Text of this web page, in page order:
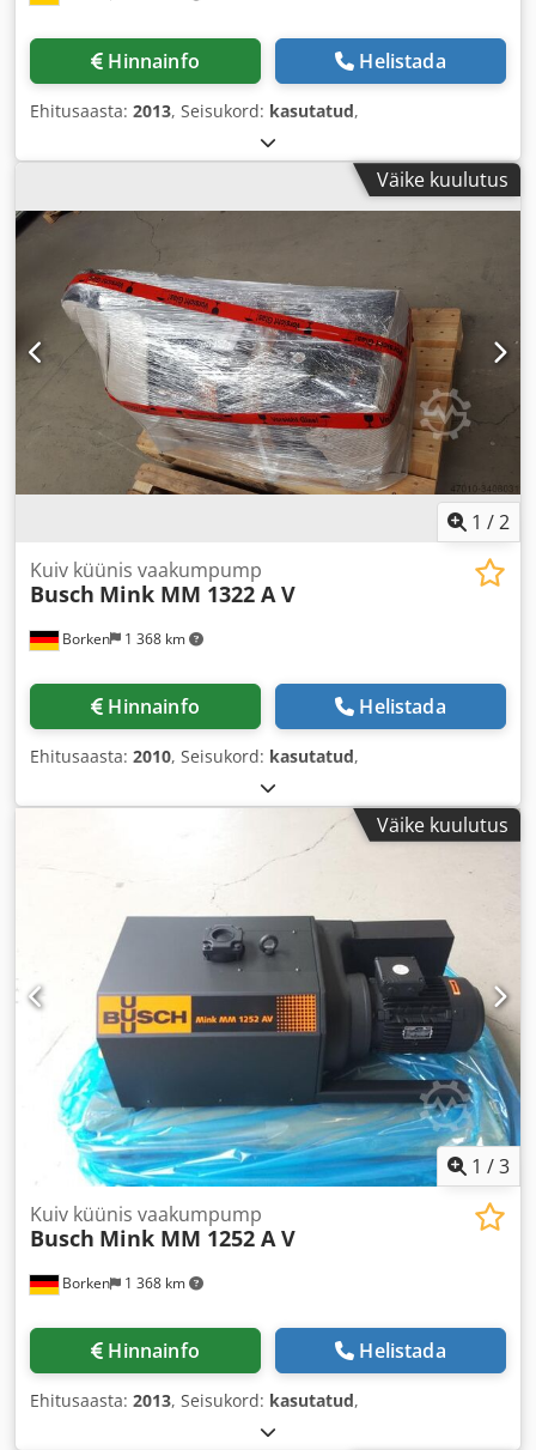
Hinnainfo Helistada
Ehitusaasta: 2013, Seisukord: kasutatud,
Väike kuulutus
1 /2
Borken 1 368 km
Kuiv küünis vaakumpump
Busch Mink MM 1322 A V
Hinnainfo Helistada
Ehitusaasta: 2010, Seisukord: kasutatud,
Väike kuulutus
1 /3
Borken 1 368 km
Kuiv küünis vaakumpump
Busch Mink MM 1252 A V
Hinnainfo Helistada
Ehitusaasta: 2013, Seisukord: kasutatud,